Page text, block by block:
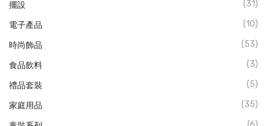
擺設 (31)
電子產品 (10)
時尚飾品 (53)
食品飲料 (3)
禮品套裝 (5)
家庭用品 (35)